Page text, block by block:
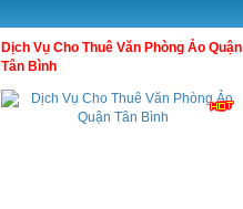
Dịch Vụ Cho Thuê Văn Phòng Ảo Quận
Tân Bình